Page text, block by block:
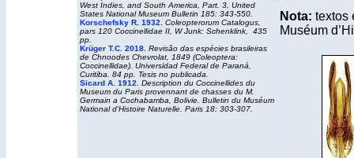
West Indies, and South America, Part. 3, United
States National Museum Bulletin 185: 343-550.
Korschefsky R. 1932.
Coleopterorum Catalogus,
pars 120 Coccinellidae II, W Junk: Schenklink, 435
pp.
Krüger T.C. 2018. Revisão das espécies brasileiras
de Chnoodes Chevrolat, 1849 (Coleoptera:
Coccinellidae). Universidad Federal de Paraná,
Curitiba. 84 pp. Tesis no publicada.
Sicard A. 1912.
Description du Coccinellides du
Museum du Paris provennant de chasses du M.
Germain a Cochabamba, Bolivie. Bulletin du Muséum
National d'Histoire Naturelle. Paris 18: 303-307.
Nota: textos
Muséum